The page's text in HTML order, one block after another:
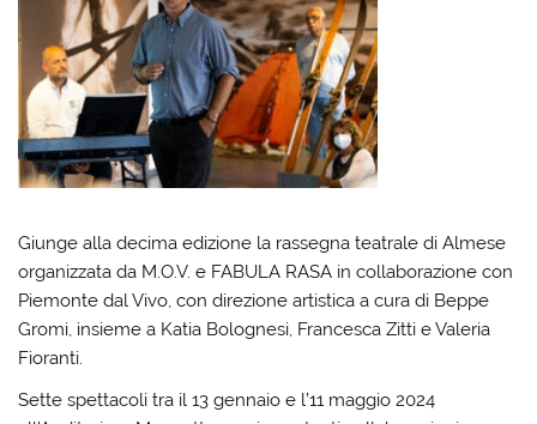
Giunge alla decima edizione la rassegna teatrale di Almese
organizzata da M.O.V. e FABULA RASA in collaborazione con
Piemonte dal Vivo, con direzione artistica a cura di Beppe
Gromi, insieme a Katia Bolognesi, Francesca Zitti e Valeria
Fioranti.
Sette spettacoli tra il 13 gennaio e l’11 maggio 2024